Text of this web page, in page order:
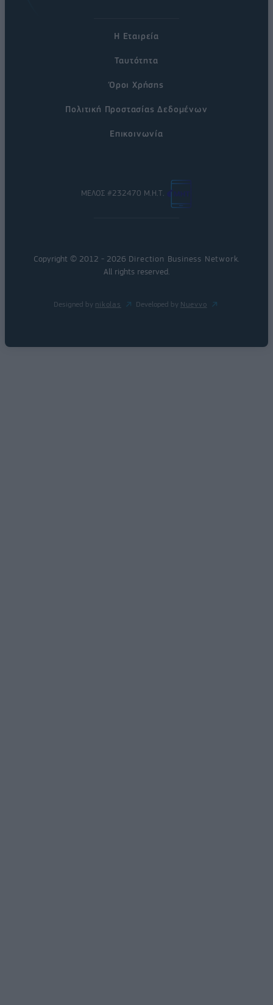
Η Εταιρεία
Ταυτότητα
Όροι Χρήσης
Πολιτική Προστασίας Δεδομένων
Επικοινωνία
ΜΕΛΟΣ #232470 Μ.Η.Τ.
Copyright © 2012 - 2026 Direction Business Network.
All rights reserved.
Designed by nikolas Developed by Nuevvo